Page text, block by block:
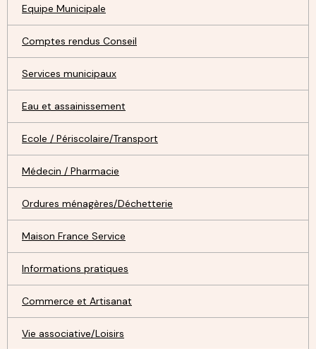
Equipe Municipale
Comptes rendus Conseil
Services municipaux
Eau et assainissement
Ecole / Périscolaire/Transport
Médecin / Pharmacie
Ordures ménagères/Déchetterie
Maison France Service
Informations pratiques
Commerce et Artisanat
Vie associative/Loisirs